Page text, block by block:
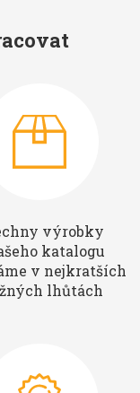
výrobky
katalogu
v nejkratších
lhůtách